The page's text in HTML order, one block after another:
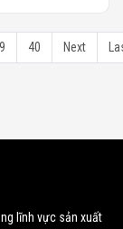
40 Next
lĩnh vực sản xuất